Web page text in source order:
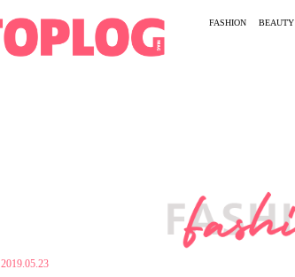
FASHION BEAUTY
2019.05.23